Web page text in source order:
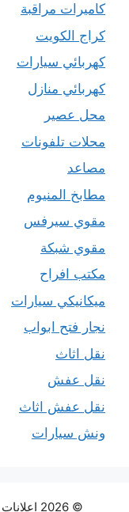
كاميرات مراقبة
كراج الكويت
كهربائي سيارات
كهربائي منازل
محل عصير
محلات تلفونات
مصاعد
مطابخ المنيوم
مقوي سيرفس
مقوي شبكة
مكتب افراح
ميكانيكي سيارات
نجار فتح ابواب
نقل اثاث
نقل عفش
نقل عفش اثاث
ونش سيارات
© 2026 اعلانات